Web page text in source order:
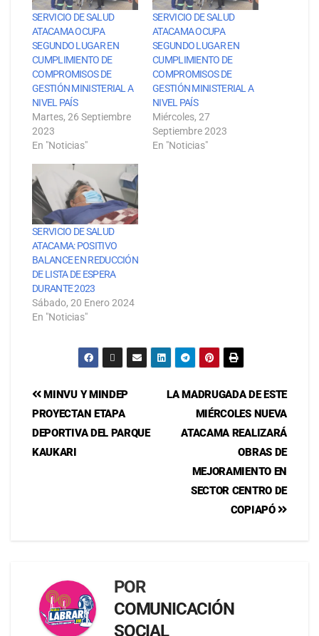
SERVICIO DE SALUD
ATACAMA OCUPA
SEGUNDO LUGAR EN
CUMPLIMIENTO DE
COMPROMISOS DE
GESTIÓN MINISTERIAL A
NIVEL PAÍS
Martes, 26 Septiembre
2023
En "Noticias"
SERVICIO DE SALUD
ATACAMA OCUPA
SEGUNDO LUGAR EN
CUMPLIMIENTO DE
COMPROMISOS DE
GESTIÓN MINISTERIAL A
NIVEL PAÍS
Miércoles, 27
Septiembre 2023
En "Noticias"
SERVICIO DE SALUD
ATACAMA: POSITIVO
BALANCE EN REDUCCIÓN
DE LISTA DE ESPERA
DURANTE 2023
Sábado, 20 Enero 2024
En "Noticias"
LA MADRUGADA DE ESTE
MIÉRCOLES NUEVA
ATACAMA REALIZARÁ
OBRAS DE
MEJORAMIENTO EN
SECTOR CENTRO DE
COPIAPÓ
MINVU Y MINDEP
PROYECTAN ETAPA
DEPORTIVA DEL PARQUE
KAUKARI
POR
COMUNICACIÓN
SOCIAL